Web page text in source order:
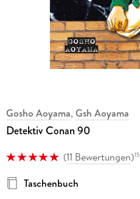
Gosho Aoyama, Gsh Aoyama
Detektiv Conan 90
(11 Bewertungen)15
Taschenbuch